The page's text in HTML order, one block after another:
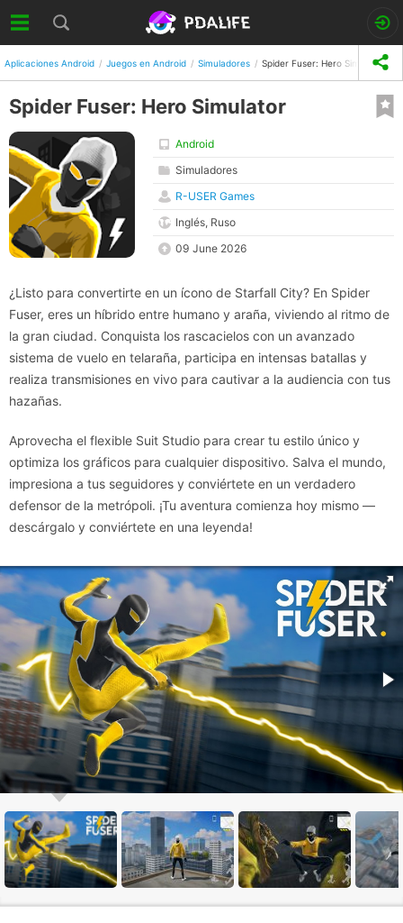
Aplicaciones Android Juegos en Android Simuladores Spider Fuser: Hero Simulator
Spider Fuser: Hero Simulator
Android
Simuladores
R-USER Games
Inglés, Ruso
09 June 2026
¿Listo para convertirte en un ícono de Starfall City? En Spider
Fuser, eres un híbrido entre humano y araña, viviendo al ritmo de
la gran ciudad. Conquista los rascacielos con un avanzado
sistema de vuelo en telaraña, participa en intensas batallas y
realiza transmisiones en vivo para cautivar a la audiencia con tus
hazañas.
Aprovecha el flexible Suit Studio para crear tu estilo único y
optimiza los gráficos para cualquier dispositivo. Salva el mundo,
impresiona a tus seguidores y conviértete en un verdadero
defensor de la metrópoli. ¡Tu aventura comienza hoy mismo —
descárgalo y conviértete en una leyenda!